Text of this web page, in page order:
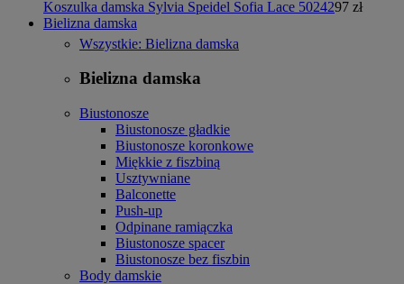
Koszulka damska Sylvia Speidel Sofia Lace 5024297 zł
Bielizna damska
Wszystkie: Bielizna damska
Bielizna damska
Biustonosze
Biustonosze gładkie
Biustonosze koronkowe
Miękkie z fiszbiną
Usztywniane
Balconette
Push-up
Odpinane ramiączka
Biustonosze spacer
Biustonosze bez fiszbin
Body damskie